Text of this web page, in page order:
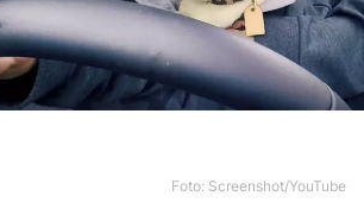
Foto: Screenshot/YouTube